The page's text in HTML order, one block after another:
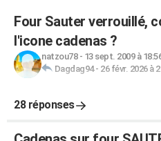
Four Sauter verrouillé,
l'icone cadenas ?
natzou78- 13 sept. 2009 à
Dagdag94- 26 févr. 2026 à
28 réponses